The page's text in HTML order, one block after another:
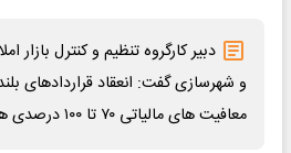
دبیر کارگروه تنظیم و کنترل بازار
و شهرسازی گفت: انعقاد قراردادهای
معافیت های مالیاتی ۷۰ تا ۱۰۰ درصدی هستند.